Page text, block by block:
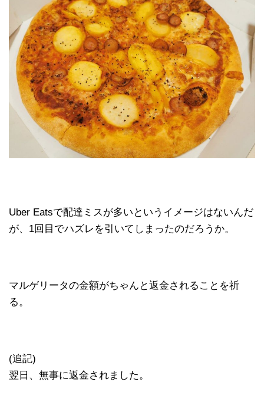
Uber Eatsで配達ミスが多いというイメージはないんだ
が、1回目でハズレを引いてしまったのだろうか。
マルゲリータの金額がちゃんと返金されることを祈
る。
(追記)
翌日、無事に返金されました。